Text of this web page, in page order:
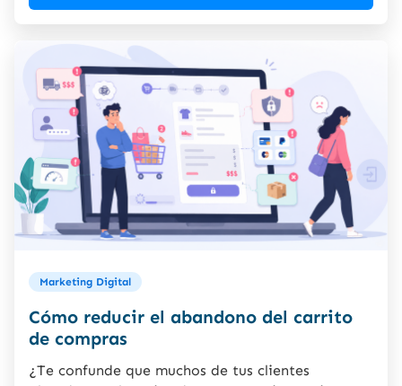
Marketing Digital
Cómo reducir el abandono del carrito
de compras
¿Te confunde que muchos de tus clientes